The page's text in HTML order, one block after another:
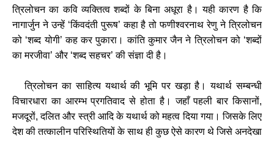
त्रिलोचन का कवि व्यक्तित्व शब्दों के बिना अधूरा है। यही कारण है कि
नागार्जुन ने उन्हें ‘किंवदंती पुरूष’ कहा है तो फणीश्वरनाथ रेणु ने त्रिलोचन
को ‘शब्द योगी’ कह कर पुकारा। कांति कुमार जैन ने त्रिलोचन को ‘शब्दों
का मरजीवा’ और ‘शब्द सहचर’ की संज्ञा दी है।
त्रिलोचन का साहित्य यथार्थ की भूमि पर खड़ा है। यथार्थ सम्बन्धी
विचारधारा का आरम्भ प्रगतिवाद से होता है। जहाँ पहली बार किसानों,
मजदूरों, दलित और स्त्री आदि के यथार्थ को महत्व दिया गया। जिसके लिए
देश की तत्कालीन परिस्थितियों के साथ ही कुछ ऐसे कारण थे जिसे अनदेखा